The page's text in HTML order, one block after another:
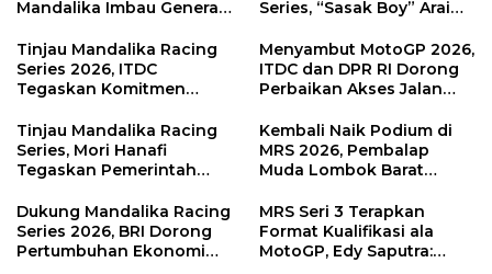
Mandalika Imbau Generasi
Sirkuit, Bukan Jalan Raya
Series, “Sasak Boy” Arai
Kemenangan
Tinjau Mandalika Racing
Series 2026, ITDC
Tegaskan Komitmen
Dampak Ekonomi
Kawasan
Menyambut MotoGP 2026,
ITDC dan DPR RI Dorong
Perbaikan Akses Jalan
di KEK Mandalika
Tinjau Mandalika Racing
Series, Mori Hanafi
Tegaskan Pemerintah
NTB
Kembali Naik Podium di
MRS 2026, Pembalap
Muda Lombok Barat
Menuju Tingkat Asia
Dukung Mandalika Racing
Series 2026, BRI Dorong
Pertumbuhan Ekonomi
MRS Seri 3 Terapkan
Format Kualifikasi ala
MotoGP, Edy Saputra: